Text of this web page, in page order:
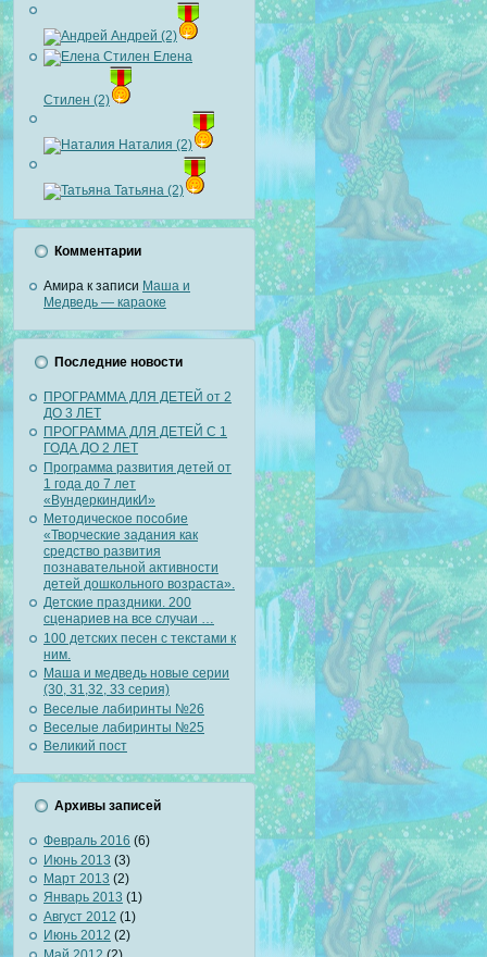
Андрей (2)
Елена
Стилен (2)
Наталия (2)
Татьяна (2)
Комментарии
Амира к записи Маша и
Медведь — караоке
Последние новости
ПРОГРАММА ДЛЯ ДЕТЕЙ от 2
ДО 3 ЛЕТ
ПРОГРАММА ДЛЯ ДЕТЕЙ С 1
ГОДА ДО 2 ЛЕТ
Программа развития детей от
1 года до 7 лет
«ВундеркиндикИ»
Методическое пособие
«Творческие задания как
средство развития
познавательной активности
детей дошкольного возраста».
Детские праздники. 200
сценариев на все случаи …
100 детских песен с текстами к
ним.
Маша и медведь новые серии
(30, 31,32, 33 серия)
Веселые лабиринты №26
Веселые лабиринты №25
Великий пост
Архивы записей
Февраль 2016 (6)
Июнь 2013 (3)
Март 2013 (2)
Январь 2013 (1)
Август 2012 (1)
Июнь 2012 (2)